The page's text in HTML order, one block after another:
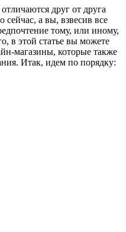
друг от друга
сейчас, а вы, взвесив все
тому, или иному,
в этой статье вы можете
магазины, которые также
Итак, идем по порядку: